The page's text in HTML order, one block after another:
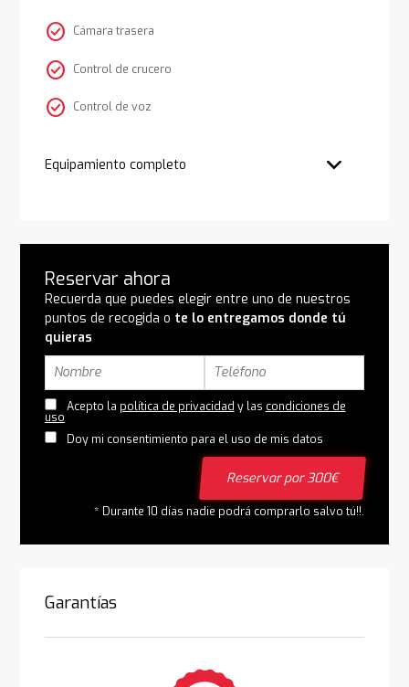
check_circle Cámara trasera
check_circle Control de crucero
check_circle Control de voz
Equipamiento completo
Reservar ahora
Recuerda que puedes elegir entre uno de nuestros
puntos de recogida o te lo entregamos donde tú
quieras
Acepto la política de privacidad y las condiciones de
uso
Doy mi consentimiento para el uso de mis datos
Reservar por 300€
* Durante 10 días nadie podrá comprarlo salvo tú!!.
Garantías